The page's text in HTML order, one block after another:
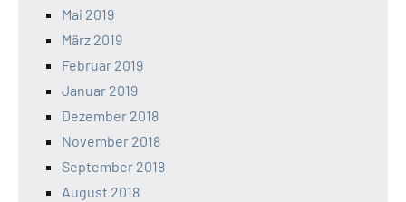
Mai 2019
März 2019
Februar 2019
Januar 2019
Dezember 2018
November 2018
September 2018
August 2018